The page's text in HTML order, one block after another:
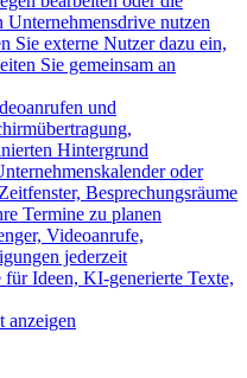
nutzen
Sie externe Nutzer dazu ein,
Sie gemeinsam an
und
Hintergrund
oder
Besprechungsräume
Termine zu planen
Videoanrufe,
jederzeit
Ideen, KI-generierte Texte,
anzeigen